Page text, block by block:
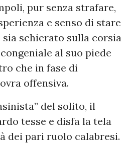
pur senza strafare,
e senso di stare
sia schierato sulla corsia
al suo piede
che in fase di
offensiva.
del solito, il
tesse e disfa la tela
dei pari ruolo calabresi.